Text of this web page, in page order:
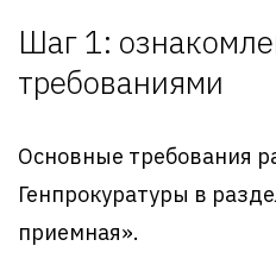
Шаг 1:
требованиями
Основные требования
Генпрокуратуры в
приемная».